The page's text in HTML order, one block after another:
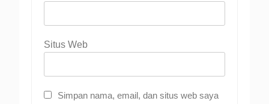
Situs Web
Simpan nama, email, dan situs web saya